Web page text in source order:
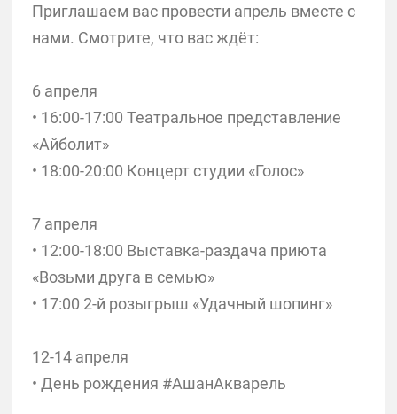
Приглашаем вас провести апрель вместе с
нами. Смотрите, что вас ждёт:
6 апреля
• 16:00-17:00 Театральное представление
«Айболит»
• 18:00-20:00 Концерт студии «Голос»
7 апреля
• 12:00-18:00 Выставка-раздача приюта
«Возьми друга в семью»
• 17:00 2-й розыгрыш «Удачный шопинг»
12-14 апреля
• День рождения #АшанАкварель